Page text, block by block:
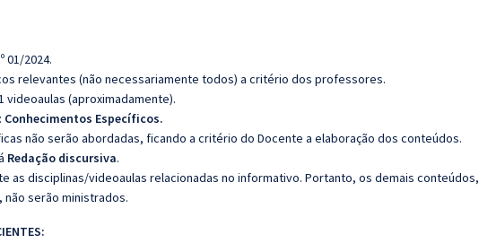
01/2024.
relevantes (não necessariamente todos) a critério dos professores.
videoaulas (aproximadamente).
Conhecimentos Específicos.
não serão abordadas, ficando a critério do Docente a elaboração dos conteúdos.
Redação discursiva.
as disciplinas/videoaulas relacionadas no informativo. Portanto, os demais conteúdos,
serão ministrados.